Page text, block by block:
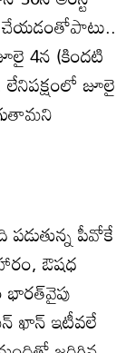
చేయడంతోపాటు..
4న (కిందటి
జూలై
పీవోకే
ఔషధ
ఖాన్‌ ఇటీవలే